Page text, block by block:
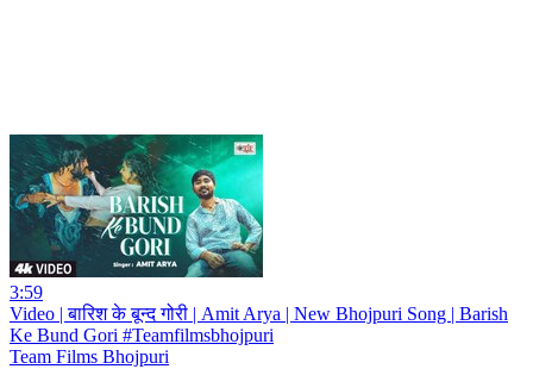
3:59
Video | बारिश के बून्द गोरी | Amit Arya | New Bhojpuri Song | Barish
Ke Bund Gori #Teamfilmsbhojpuri
Team Films Bhojpuri